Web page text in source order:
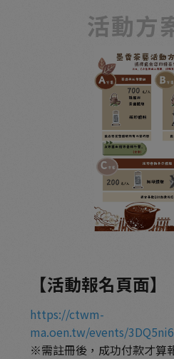
活動方
【活動報名頁面】
https://ctwm-
ma.oen.tw/events/
※需註冊後，成功付款才算